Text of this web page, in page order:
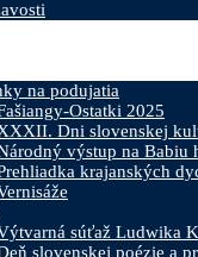
na podujatia
Ostatki 2025
Dni slovenskej
výstup na Babiu
krajanských
súťaž Ludwika
slovenskej poézie a